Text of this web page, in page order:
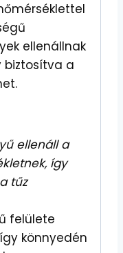
ellenállnak
biztosítva a
ellenáll a
így
tűz
felülete
könnyedén